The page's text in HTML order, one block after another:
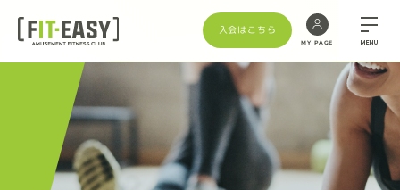
入会はこちら
MY PAGE MENU